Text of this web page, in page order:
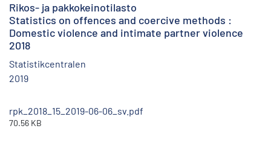
Rikos- ja pakkokeinotilasto
Statistics on offences and coercive methods :
Domestic violence and intimate partner violence
2018
Statistikcentralen
2019
rpk_2018_15_2019-06-06_sv.pdf
70.56 KB